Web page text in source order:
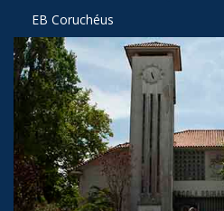
EB Coruchéus